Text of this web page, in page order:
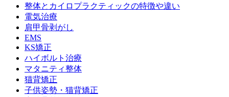
整体とカイロプラクティックの特徴や違い
電気治療
肩甲骨剥がし
EMS
KS矯正
ハイボルト治療
マタニティ整体
猫背矯正
子供姿勢・猫背矯正